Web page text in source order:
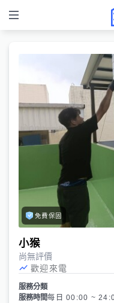
免費保固
小猴
尚無評價
歡迎來電
服務分類
服務時間每日 00:00 ~